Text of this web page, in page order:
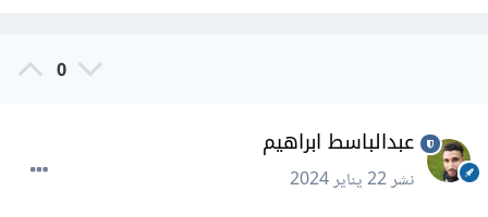
0
عبدالباسط ابراهيم
نشر22 يناير 2024